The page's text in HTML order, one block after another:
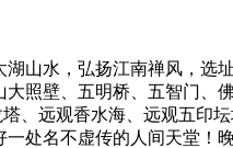
山水，弘扬江南禅风，选
大照壁、五明桥、五智门、
、远观香水海、远观五印
处名不虚传的人间天堂！